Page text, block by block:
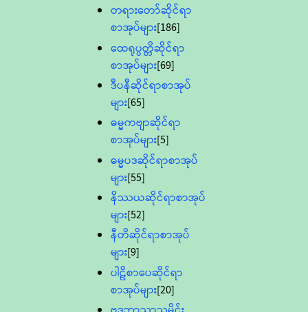
တရားတော်ဆိုင်ရာ
စာအုပ်များ[186]
ထေရုပ္ပတ္တိဆိုင်ရာ
စာအုပ်များ[69]
ဒီပနီဆိုင်ရာစာအုပ်
များ[65]
ဓမ္မကဗျာဆိုင်ရာ
စာအုပ်များ[5]
ဓမ္မပဒဆိုင်ရာစာအုပ်
များ[55]
နိဿယဆိုင်ရာစာအုပ်
များ[52]
နီတိဆိုင်ရာစာအုပ်
များ[9]
ပါဠိစာပေဆိုင်ရာ
စာအုပ်များ[20]